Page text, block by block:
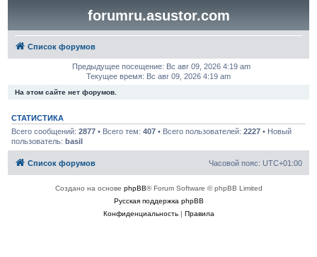
forumru.asustor.com
Список форумов
Предыдущее посещение: Вс авг 09, 2026 4:19 am
Текущее время: Вс авг 09, 2026 4:19 am
На этом сайте нет форумов.
СТАТИСТИКА
Всего сообщений: 2877• Всего тем: 407• Всего пользователей: 2227• Новый
пользователь: basil
Список форумов Часовой пояс: UTC+01:00
Создано на основе phpBB® Forum Software © phpBB Limited
Русская поддержка phpBB
Конфиденциальность| Правила